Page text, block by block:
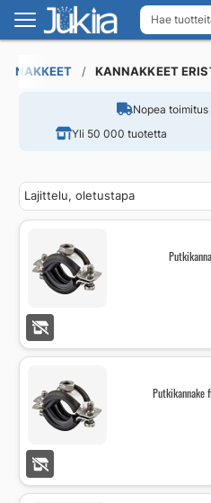
Hae
Siirry
navigointiin
Siirry
sisältöön
KANNAKKEET
Nopea
Yli 50 000 tuotetta
Putkikannake